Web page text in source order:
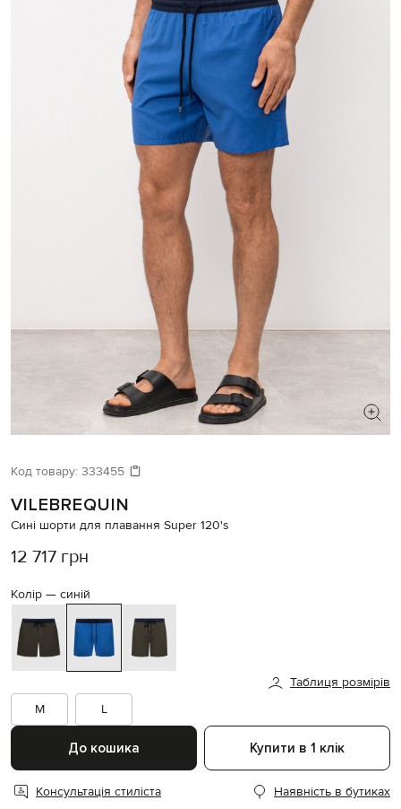
Давайте підберемо щось ще
Код товару: 333455
VILEBREQUIN
Сині шорти для плавання Super 120's
12 717 грн
Колір — синій
Таблиця розмірів
M
L
До кошика Купити в 1 клік
Консультація стиліста Наявність в бутиках